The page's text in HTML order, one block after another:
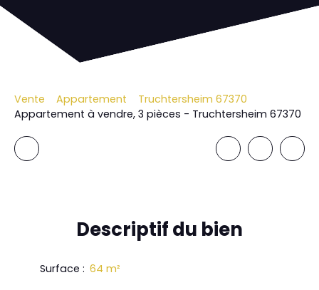
Vente Appartement
Truchtersheim 67370
Appartement à vendre, 3 pièces - Truchtersheim 67370
Descriptifdu bien
Surface : 64 m²